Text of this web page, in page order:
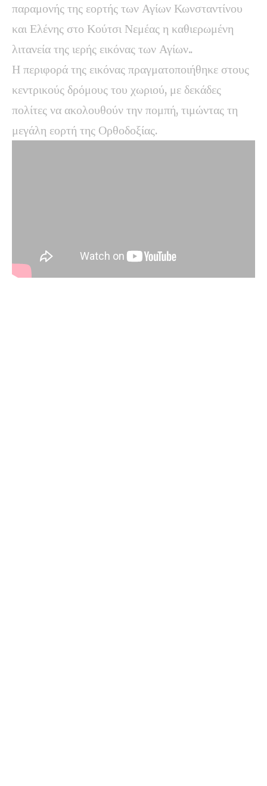
παραμονής της εορτής των Αγίων Κωνσταντίνου
και Ελένης στο Κούτσι Νεμέας η καθιερωμένη
λιτανεία της ιερής εικόνας των Αγίων..
Η περιφορά της εικόνας πραγματοποιήθηκε στους
κεντρικούς δρόμους του χωριού, με δεκάδες
πολίτες να ακολουθούν την πομπή, τιμώντας τη
μεγάλη εορτή της Ορθοδοξίας.